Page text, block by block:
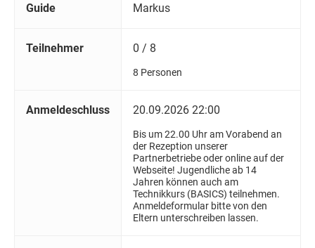
Guide Markus
Teilnehmer 0 / 8
8 Personen
Anmeldeschluss 20.09.2026 22:00
Bis um 22.00 Uhr am Vorabend an
der Rezeption unserer
Partnerbetriebe oder online auf der
Webseite! Jugendliche ab 14
Jahren können auch am
Technikkurs (BASICS) teilnehmen.
Anmeldeformular bitte von den
Eltern unterschreiben lassen.